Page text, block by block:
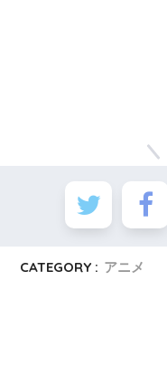
CATEGORY : アニメ